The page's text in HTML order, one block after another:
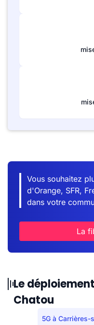
Vous souhaitez
d'Orange, SFR,
dans votre
La
Le
Chatou
5G à Carrières-